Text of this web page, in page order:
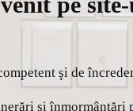
şi de
şi înmormântări